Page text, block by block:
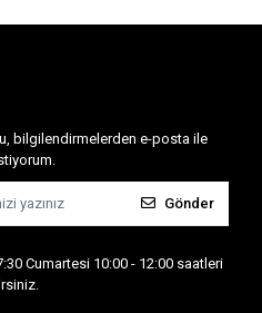
bilgilendirmelerden e-posta ile
Gönder
Cumartesi 10:00 - 12:00 saatleri